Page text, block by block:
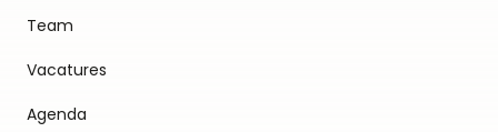
Team
Vacatures
Agenda